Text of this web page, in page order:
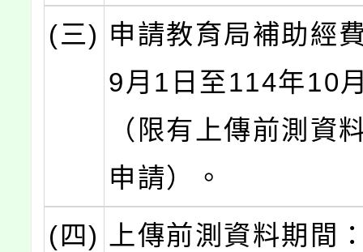
(三) 申請教育局補助經
9月1日至114年10
（限有上傳前測資
申請）。
(四)
上傳前測資料期間